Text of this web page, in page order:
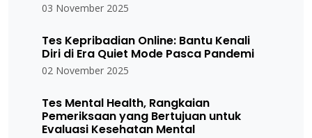
03 November 2025
Tes Kepribadian Online: Bantu Kenali
Diri di Era Quiet Mode Pasca Pandemi
02 November 2025
Tes Mental Health, Rangkaian
Pemeriksaan yang Bertujuan untuk
Evaluasi Kesehatan Mental